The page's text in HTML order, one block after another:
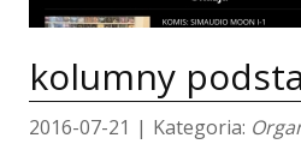
E-
Dla
kolumny
2016-07-21 | Kategoria: